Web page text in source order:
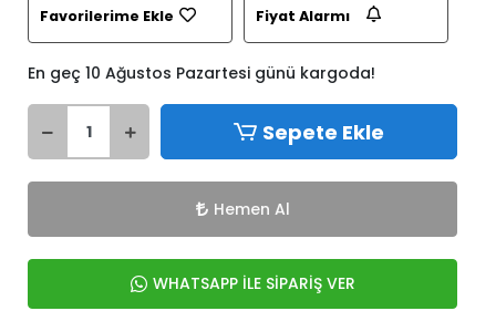
Favorilerime Ekle Fiyat Alarmı
En geç 10 Ağustos Pazartesi günü kargoda!
Sepete Ekle
Hemen Al
WHATSAPP İLE SİPARİŞ VER